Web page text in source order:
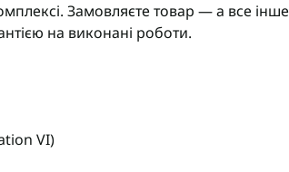
Замовляєте товар — а все інше
на виконані роботи.
VI)